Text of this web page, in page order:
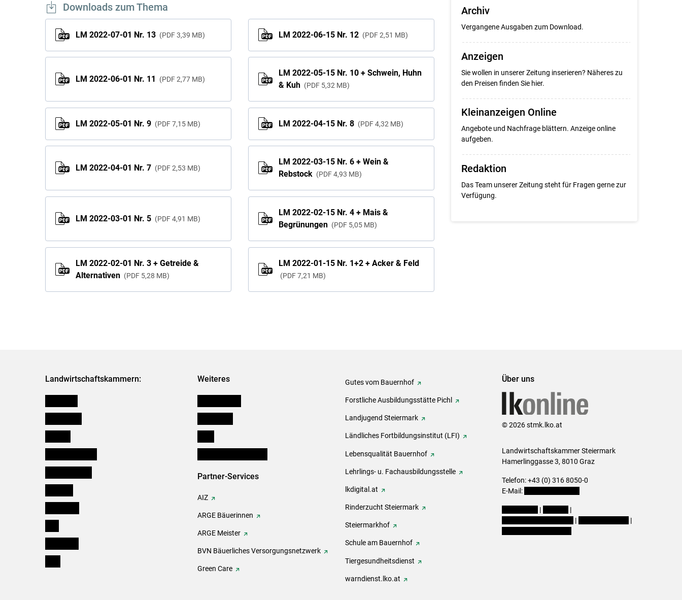
Downloads zum Thema
LM 2022-07-01 Nr. 13 PDF 3,39 MB LM 2022-06-15 Nr. 12 PDF 2,51 MB
LM 2022-06-01 Nr. 11 PDF 2,77 MB
LM 2022-05-15 Nr. 10 + Schwein, Huhn
& Kuh
PDF 5,32 MB
LM 2022-05-01 Nr. 9 PDF 7,15 MB LM 2022-04-15 Nr. 8 PDF 4,32 MB
LM 2022-04-01 Nr. 7 PDF 2,53 MB
LM 2022-03-15 Nr. 6 + Wein &
Rebstock
PDF 4,93 MB
LM 2022-03-01 Nr. 5 PDF 4,91 MB
LM 2022-02-15 Nr. 4 + Mais &
Begrünungen
PDF 5,05 MB
LM 2022-02-01 Nr. 3 + Getreide &
Alternativen
PDF 5,28 MB
LM 2022-01-15 Nr. 1+2 + Acker & Feld
PDF 7,21 MB
Archiv
Vergangene Ausgaben zum Download.
Anzeigen
Sie wollen in unserer Zeitung inserieren? Näheres zu
den Preisen finden Sie hier.
Kleinanzeigen Online
Angebote und Nachfrage blättern. Anzeige online
aufgeben.
Redaktion
Das Team unserer Zeitung steht für Fragen gerne zur
Verfügung.
Landwirtschaftskammern: Weiteres
Partner-Services
AIZ
ARGE Bäuerinnen
ARGE Meister
BVN Bäuerliches Versorgungsnetzwerk
Green Care
Gutes vom Bauernhof
Forstliche Ausbildungsstätte Pichl
Landjugend Steiermark
Ländliches Fortbildungsinstitut (LFI)
Lebensqualität Bauernhof
Lehrlings- u. Fachausbildungsstelle
lkdigital.at
Rinderzucht Steiermark
Steiermarkhof
Schule am Bauernhof
Tiergesundheitsdienst
warndienst.lko.at
Über uns
© 2026 stmk.lko.at
Landwirtschaftskammer Steiermark
Hamerlinggasse 3, 8010 Graz
Telefon: +43 (0) 316 8050-0
E-Mail:
|
|
|
|